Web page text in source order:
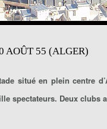
AOÛT 55 (ALGER)
situé en plein centre
spectateurs. Deux clubs